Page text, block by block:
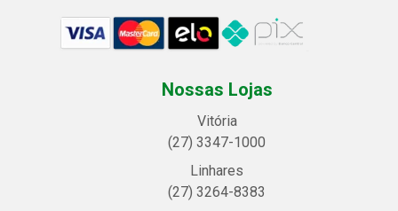
Nossas Lojas
Vitória
(27) 3347-1000
Linhares
(27) 3264-8383